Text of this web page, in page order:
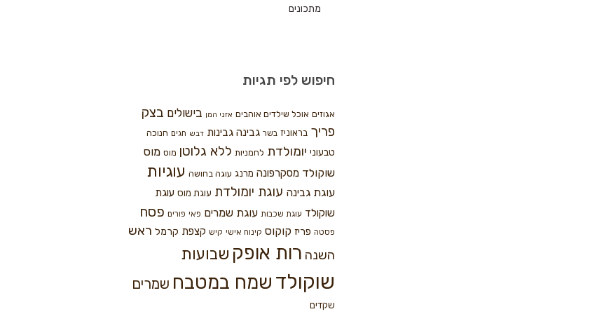
מתכונים
חיפוש לפי תגיות
אגוזים אוכל שילדים אוהבים אזני המן בישולים בצק
פריך בראוניז בשר גבינה גבינות דבש חגים חנוכה
טבעוני יומולדת לחמניות ללא גלוטן מוס מוס
שוקולד מסקרפונה מרנג עוגה בחושה עוגיות
עוגת גבינה עוגת יומולדת עוגת מוס עוגת
שוקולד עוגת שכבות עוגת שמרים פאי פורים פסח
פסטה פריז קוקוס קינוח אישי קיש קצפת קרמל ראש
השנה רות אופק שבועות
שוקולד שמח במטבח שמרים
שקדים